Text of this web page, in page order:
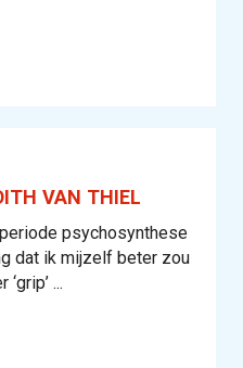
VAN THIEL
psychosynthese
dat ik mijzelf beter zou
...